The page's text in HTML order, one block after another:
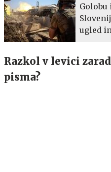
Golobu
ugled
Razkol v levici
pisma?